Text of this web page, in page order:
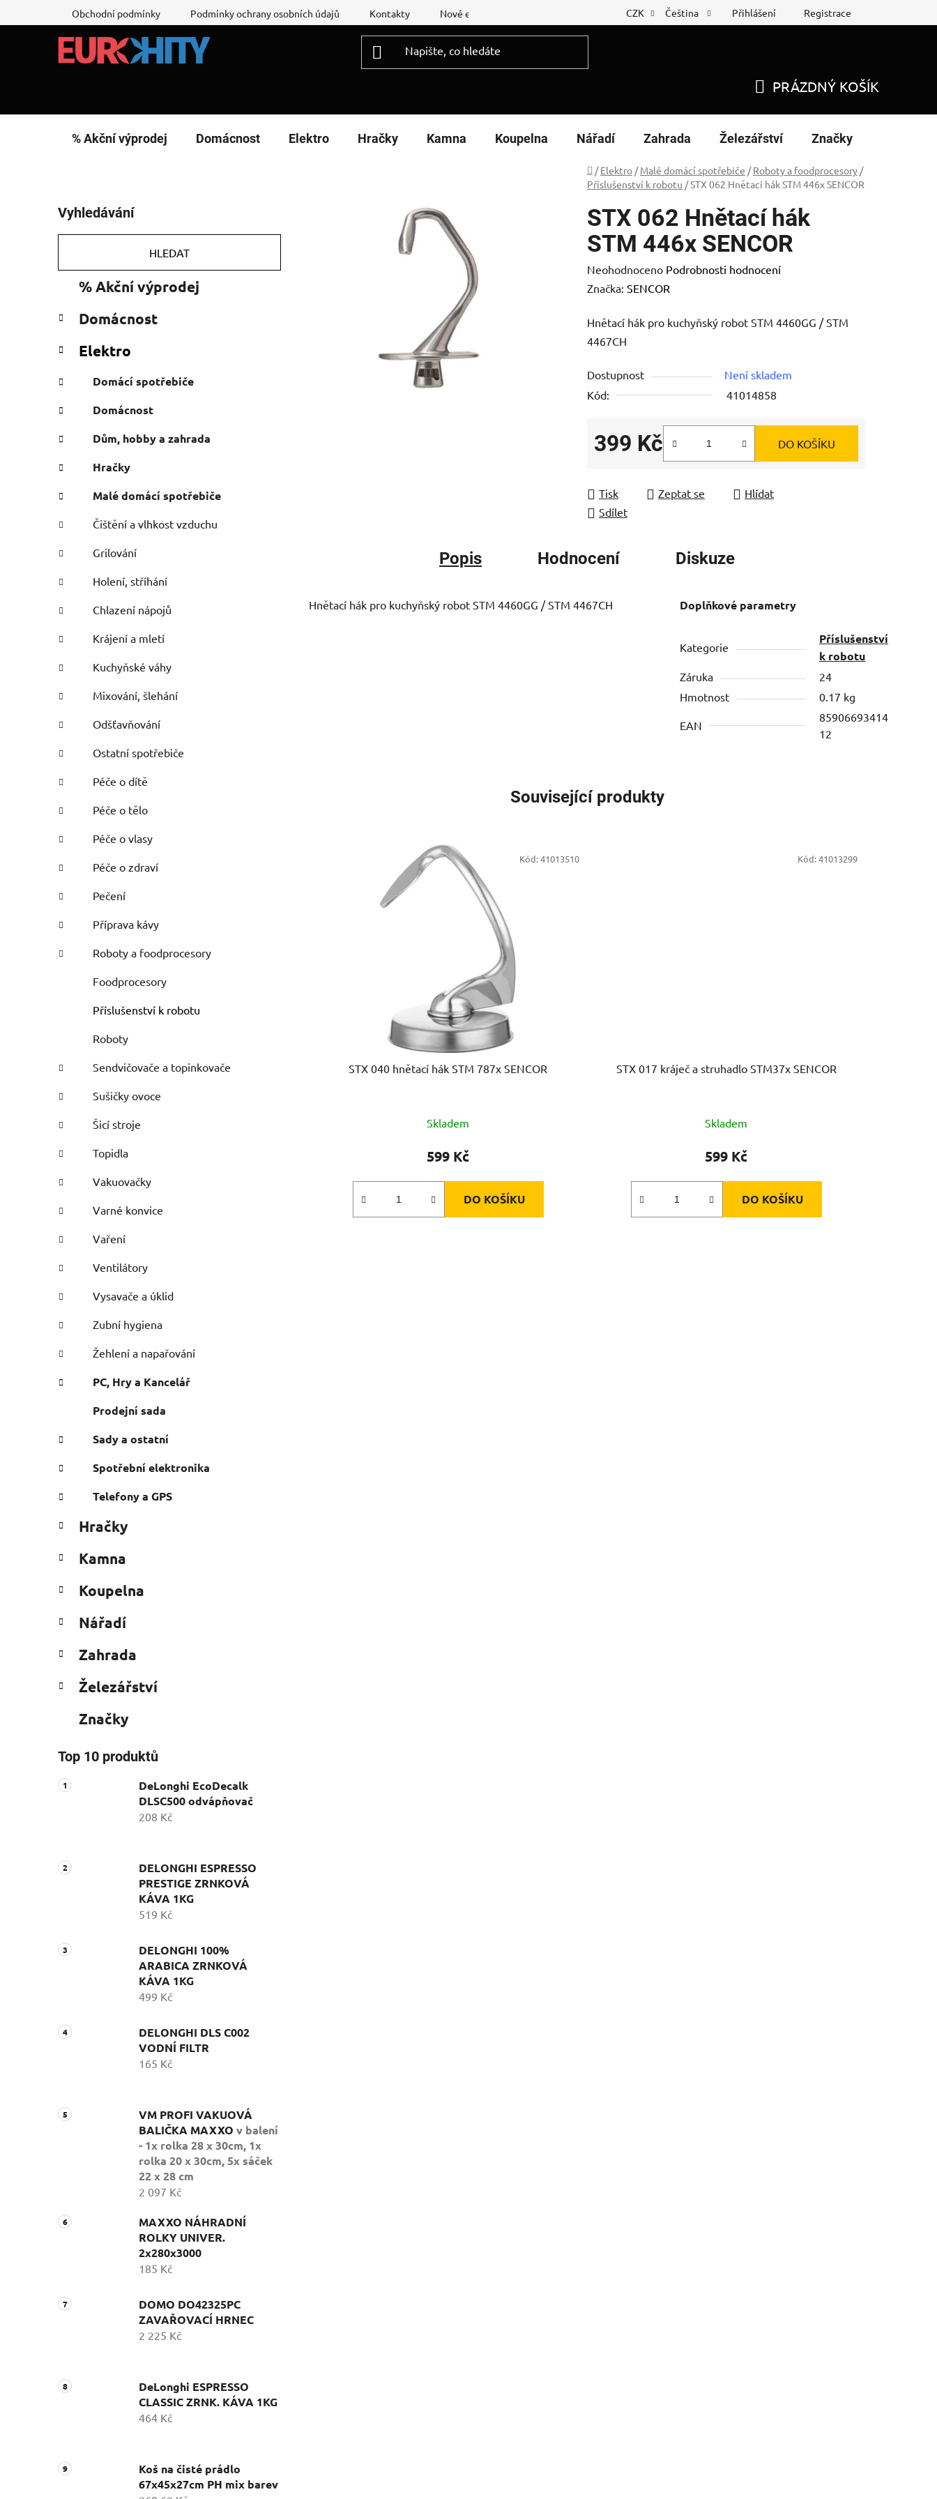
na
Obchodní podmínky Podmínky ochrany osobních údajů Kontakty Nové energetické štítky Reklamační list Nákup na splátky
CZK Čeština Přihlášení Registrace
KOŠÍK
PRÁZDNÝ KOŠÍK
% Akční výprodej Domácnost Elektro Hračky Kamna Koupelna Nářadí Zahrada Železářství Značky
Domů
/ Elektro / Malé domácí spotřebiče / Roboty a foodprocesory /
Příslušenství k robotu /STX 062 Hnětací hák STM 446x SENCOR
o
s
r
n
í
a
e
l
Vyhledávání
HLEDAT
kategorie
e
o
i
% Akční výprodej
Domácnost
Elektro
Domácí spotřebiče
Domácnost
Dům, hobby a zahrada
Hračky
Malé domácí spotřebiče
Čištění a vlhkost vzduchu
Grilování
Holení, stříhání
Chlazení nápojů
Krájení a mletí
Kuchyňské váhy
Mixování, šlehání
Odšťavňování
Ostatní spotřebiče
Péče o dítě
Péče o tělo
Péče o vlasy
Péče o zdraví
Pečení
Příprava kávy
Roboty a foodprocesory
Foodprocesory
Příslušenství k robotu
Roboty
Sendvičovače a topinkovače
Sušičky ovoce
Šicí stroje
Topidla
Vakuovačky
Varné konvice
Vaření
Ventilátory
Vysavače a úklid
Zubní hygiena
Žehlení a napařování
PC, Hry a Kancelář
Prodejní sada
Sady a ostatní
Spotřební elektronika
Telefony a GPS
Hračky
Kamna
Koupelna
Nářadí
Zahrada
Železářství
Značky
Top 10 produktů
DeLonghi EcoDecalk
DLSC500 odvápňovač
208 Kč
DELONGHI ESPRESSO
PRESTIGE ZRNKOVÁ
KÁVA 1KG
519 Kč
DELONGHI 100%
ARABICA ZRNKOVÁ
KÁVA 1KG
499 Kč
DELONGHI DLS C002
VODNÍ FILTR
165 Kč
VM PROFI VAKUOVÁ
BALIČKA MAXXO v balení
- 1x rolka 28 x 30cm, 1x
rolka 20 x 30cm, 5x sáček
22 x 28 cm
2 097 Kč
MAXXO NÁHRADNÍ
ROLKY UNIVER.
2x280x3000
185 Kč
DOMO DO42325PC
ZAVAŘOVACÍ HRNEC
2 225 Kč
DeLonghi ESPRESSO
CLASSIC ZRNK. KÁVA 1KG
464 Kč
Koš na čisté prádlo
67x45x27cm PH mix barev
STX 062 Hnětací hák
STM 446x SENCOR
Průměrné
hodnocení
je
0,0
5
hvězdiček.
Neohodnoceno Podrobnosti hodnocení
Značka: SENCOR
Hnětací hák pro kuchyňský robot STM 4460GG / STM
4467CH
Dostupnost
Není skladem
Kód:
41014858
399 Kč DO KOŠÍKU
Tisk Zeptat se
Hlídat
Sdílet
Popis Hodnocení Diskuze
Hnětací hák pro kuchyňský robot STM 4460GG / STM 4467CH Doplňkové parametry
Kategorie
Příslušenství
k robotu
Záruka
24
Hmotnost
0.17 kg
EAN
85906693414
12
Související produkty
STX 040 hnětací hák STM 787x SENCOR
Skladem
599 Kč
DO KOŠÍKU
Kód:41013510
STX 017 kráječ a struhadlo STM37x SENCOR
Skladem
599 Kč
DO KOŠÍKU
Kód:41013299